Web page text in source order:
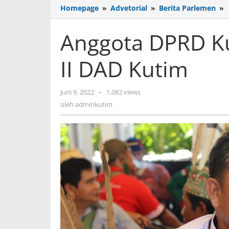
Homepage » Advetorial » Berita Parlemen »
Anggota DPRD
II DAD Kutim
Juni 9, 2022 oleh
adminkutim
-
1,082 views
oleh adminkutim